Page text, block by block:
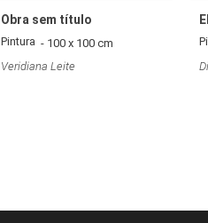
Obra sem título
Pintura - 100 x 100 cm
Veridiana Leite